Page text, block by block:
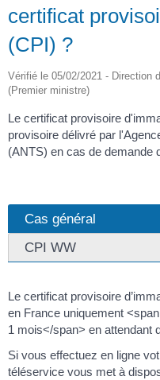
certificat
(CPI) ?
Vérifié le 05/02/2021 - Direction
(Premier ministre)
Le certificat provisoire
provisoire délivré par
(ANTS) en cas de demande
Cas général
CPI WW
Le certificat provisoire
en France uniquement
1 mois</span> en attendant
Si vous effectuez en ligne
téléservice vous met à